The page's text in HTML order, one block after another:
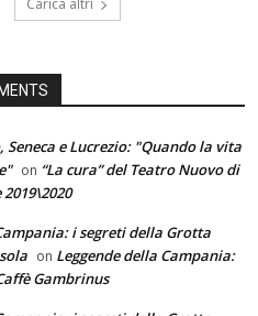
Carica altri
Seneca e Lucrezio: "Quando la vita
on “La cura” del Teatro Nuovo di
i segreti della Grotta
on Leggende della Campania:
Gambrinus